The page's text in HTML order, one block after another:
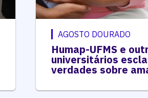
AGOSTO DOURADO
Humap-UFMS e
universitários
verdades sobre